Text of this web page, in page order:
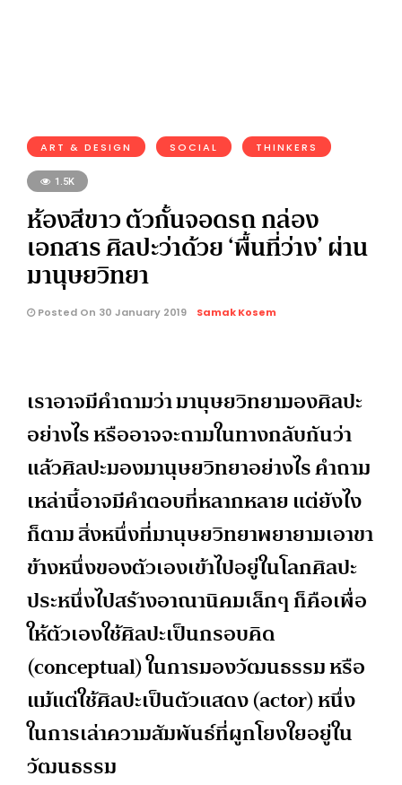
ART & DESIGN SOCIAL THINKERS
1.5K
ห้องสีขาว ตัวกั้นจอดรถ กล่อง
เอกสาร ศิลปะว่าด้วย ‘พื้นที่ว่าง’ ผ่าน
มานุษยวิทยา
Posted On 30 January 2019 Samak Kosem
เราอาจมีคำถามว่า มานุษยวิทยามองศิลปะ
อย่างไร หรืออาจจะถามในทางกลับกันว่า
แล้วศิลปะมองมานุษยวิทยาอย่างไร คำถาม
เหล่านี้อาจมีคำตอบที่หลากหลาย แต่ยังไง
ก็ตาม สิ่งหนึ่งที่มานุษยวิทยาพยายามเอาขา
ข้างหนึ่งของตัวเองเข้าไปอยู่ในโลกศิลปะ
ประหนึ่งไปสร้างอาณานิคมเล็กๆ ก็คือเพื่อ
ให้ตัวเองใช้ศิลปะเป็นกรอบคิด
(conceptual) ในการมองวัฒนธรรม หรือ
แม้แต่ใช้ศิลปะเป็นตัวแสดง (actor) หนึ่ง
ในการเล่าความสัมพันธ์ที่ผูกโยงใยอยู่ใน
วัฒนธรรม